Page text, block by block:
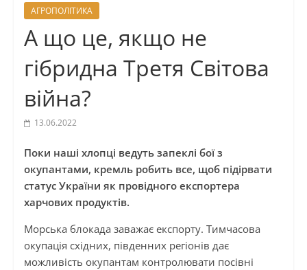
АГРОПОЛІТИКА
А що це, якщо не
гібридна Третя Світова
війна?
13.06.2022
Поки наші хлопці ведуть запеклі бої з
окупантами, кремль робить все, щоб підірвати
статус України як провідного експортера
харчових продуктів.
Морська блокада заважає експорту. Тимчасова
окупація східних, південних регіонів дає
можливість окупантам контролювати посівні